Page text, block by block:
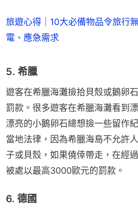
旅遊心得｜10大必備物品令旅行
電、應急需求
5. 希臘
遊客在希臘海灘撿拾貝殼或鵝卵
罰款。很多遊客在希臘海灘看到
漂亮的小鵝卵石總想撿一些留作
當地法律，因為希臘海島不允許
子或貝殼，如果僥倖帶走，在經
被處以最高3000歐元的罰款。
6. 德國